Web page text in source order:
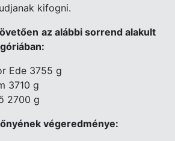
kifogni.
az alábbi sorrend alakult
Ede 3755 g
3710 g
2700 g
végeredménye: